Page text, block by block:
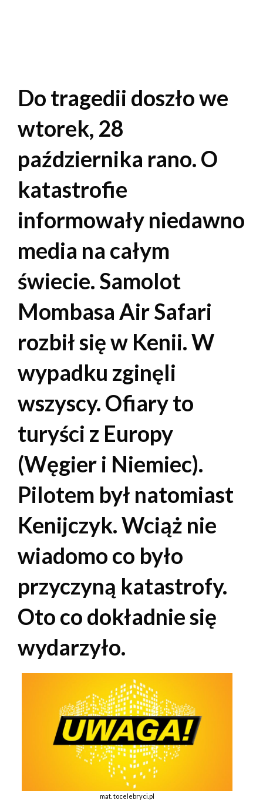
Do tragedii doszło we
wtorek, 28
października rano. O
katastrofie
informowały niedawno
media na całym
świecie. Samolot
Mombasa Air Safari
rozbił się w Kenii. W
wypadku zginęli
wszyscy. Ofiary to
turyści z Europy
(Węgier i Niemiec).
Pilotem był natomiast
Kenijczyk. Wciąż nie
wiadomo co było
przyczyną katastrofy.
Oto co dokładnie się
wydarzyło.
mat. tocelebryci.pl